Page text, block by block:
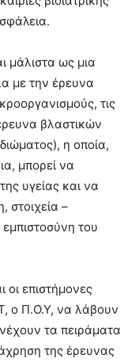
μάλιστα ως μια
με την έρευνα
τις
βλαστικών
η οποία,
μπορεί να
υγείας και να
στοιχεία –
του
οι επιστήμονες
ο Π.Ο.Υ, να λάβουν
τα πειράματα
της έρευνας